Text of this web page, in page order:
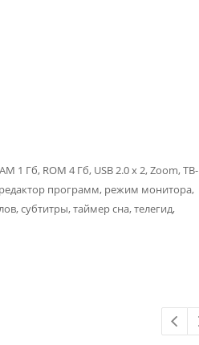
1 Гб, ROM 4 Гб, USB 2.0 х 2, Zoom, ТВ-
программ, режим монитора,
субтитры, таймер сна, телегид,